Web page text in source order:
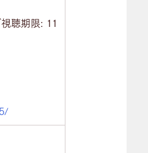
聴期限: 11